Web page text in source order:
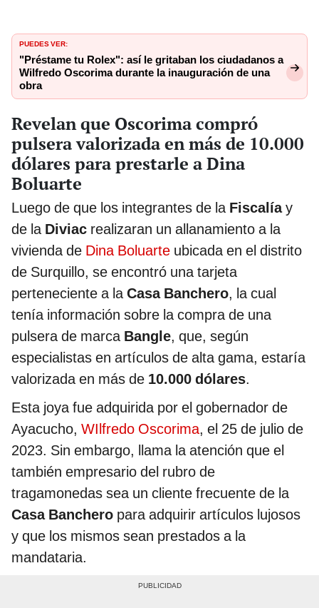
PUEDES VER:
"Préstame tu Rolex": así le gritaban los ciudadanos a
Wilfredo Oscorima durante la inauguración de una
obra
Revelan que Oscorima compró
pulsera valorizada en más de 10.000
dólares para prestarle a Dina
Boluarte
Luego de que los integrantes de la Fiscalíay
de la Diviac realizaran un allanamiento a la
vivienda de Dina Boluarte ubicada en el distrito
de Surquillo, se encontró una tarjeta
perteneciente a laCasa Banchero, la cual
tenía información sobre la compra de una
pulsera de marca Bangle, que, según
especialistas en artículos de alta gama, estaría
valorizada en más de 10.000 dólares.
Esta joya fue adquirida por el gobernador de
Ayacucho, WIlfredo Oscorima, el 25 de julio de
2023. Sin embargo, llama la atención que el
también empresario del rubro de
tragamonedas sea un cliente frecuente de la
Casa Banchero para adquirir artículos lujosos
y que los mismos sean prestados a la
mandataria.